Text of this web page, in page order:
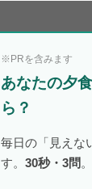
※PRを含みます
あなたの夕
ら？
毎日の「見えな
す。 30秒・3問 。